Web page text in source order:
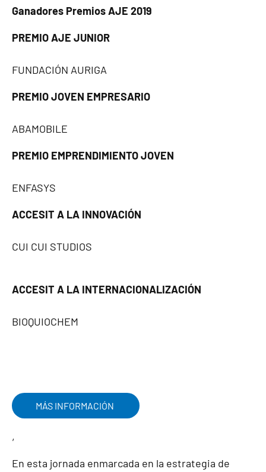
Ganadores Premios AJE 2019
PREMIO AJE JUNIOR
FUNDACIÓN AURIGA
PREMIO JOVEN EMPRESARIO
ABAMOBILE
PREMIO EMPRENDIMIENTO JOVEN
ENFASYS
ACCESIT A LA INNOVACIÓN
CUI CUI STUDIOS
ACCESIT A LA INTERNACIONALIZACIÓN
BIOQUIOCHEM
MÁS INFORMACIÓN
,
En esta jornada enmarcada en la estrategia de